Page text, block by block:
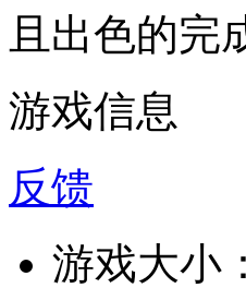
且出色的完
游戏信息
反馈
游戏大小：